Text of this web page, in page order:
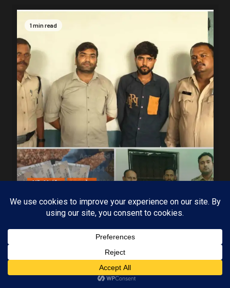
1 min read
MP-09 इंदौर मध्यप्रदेश
पुलिस की बड़ी कार्रवाई 5 सौ के नकली नोटों के साथ
आरोपी गिरफ्तार